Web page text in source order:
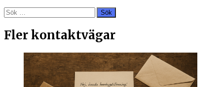
Sök
efter:
Fler kontaktvägar